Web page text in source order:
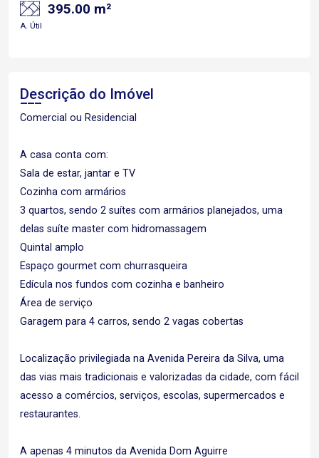
395.00 m²
A. Útil
Descrição do Imóvel
Comercial ou Residencial
A casa conta com:
Sala de estar, jantar e TV
Cozinha com armários
3 quartos, sendo 2 suítes com armários planejados, uma
delas suíte master com hidromassagem
Quintal amplo
Espaço gourmet com churrasqueira
Edícula nos fundos com cozinha e banheiro
Área de serviço
Garagem para 4 carros, sendo 2 vagas cobertas
Localização privilegiada na Avenida Pereira da Silva, uma
das vias mais tradicionais e valorizadas da cidade, com fácil
acesso a comércios, serviços, escolas, supermercados e
restaurantes.
A apenas 4 minutos da Avenida Dom Aguirre